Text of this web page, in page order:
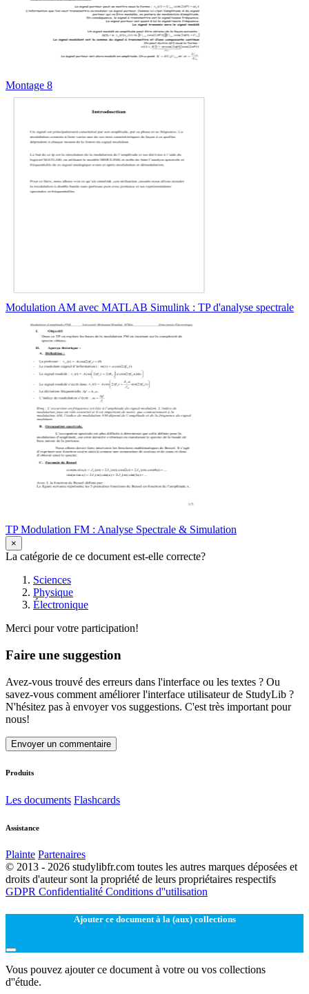
Montage 8
Modulation AM avec MATLAB Simulink : TP d'analyse spectrale
TP Modulation FM : Analyse Spectrale & Simulation
×
La catégorie de ce document est-elle correcte?
Sciences
Physique
Électronique
Merci pour votre participation!
Faire une suggestion
Avez-vous trouvé des erreurs dans l'interface ou les textes ? Ou
savez-vous comment améliorer l'interface utilisateur de StudyLib ?
N'hésitez pas à envoyer vos suggestions. C'est très important pour
nous!
Envoyer un commentaire
Produits
Les documents Flashcards
Assistance
Plainte Partenaires
© 2013 - 2026 studylibfr.com toutes les autres marques déposées et
droits d'auteur sont la propriété de leurs propriétaires respectifs
GDPR Confidentialité Conditions d''utilisation
Ajouter ce document à la (aux) collections
Vous pouvez ajouter ce document à votre ou vos collections
d''étude.